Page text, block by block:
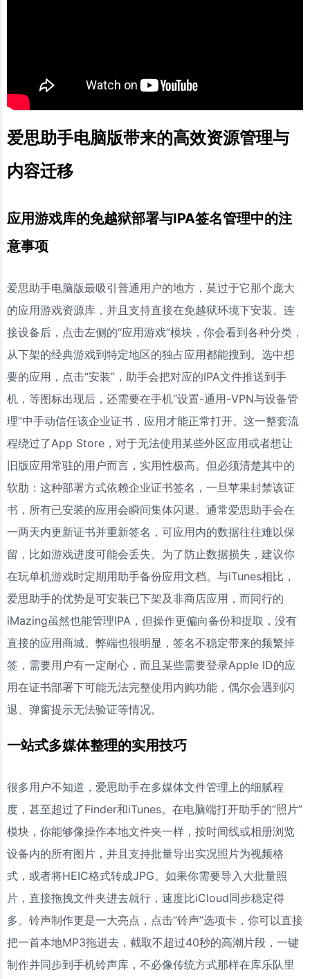
爱思助手电脑版带来的高效资源管理与
内容迁移
应用游戏库的免越狱部署与IPA签名管理中的注
意事项
爱思助手电脑版最吸引普通用户的地方，莫过于它那个庞大
的应用游戏资源库，并且支持直接在免越狱环境下安装。连
接设备后，点击左侧的“应用游戏”模块，你会看到各种分类，
从下架的经典游戏到特定地区的独占应用都能搜到。选中想
要的应用，点击“安装”，助手会把对应的IPA文件推送到手
机，等图标出现后，还需要在手机“设置-通用-VPN与设备管
理”中手动信任该企业证书，应用才能正常打开。这一整套流
程绕过了App Store，对于无法使用某些外区应用或者想让
旧版应用常驻的用户而言，实用性极高。但必须清楚其中的
软肋：这种部署方式依赖企业证书签名，一旦苹果封禁该证
书，所有已安装的应用会瞬间集体闪退。通常爱思助手会在
一两天内更新证书并重新签名，可应用内的数据往往难以保
留，比如游戏进度可能会丢失。为了防止数据损失，建议你
在玩单机游戏时定期用助手备份应用文档。与iTunes相比，
爱思助手的优势是可安装已下架及非商店应用，而同行的
iMazing虽然也能管理IPA，但操作更偏向备份和提取，没有
直接的应用商城。弊端也很明显，签名不稳定带来的频繁掉
签，需要用户有一定耐心，而且某些需要登录Apple ID的应
用在证书部署下可能无法完整使用内购功能，偶尔会遇到闪
退、弹窗提示无法验证等情况。
一站式多媒体整理的实用技巧
很多用户不知道，爱思助手在多媒体文件管理上的细腻程
度，甚至超过了Finder和iTunes。在电脑端打开助手的“照片”
模块，你能够像操作本地文件夹一样，按时间线或相册浏览
设备内的所有图片，并且支持批量导出实况照片为视频格
式，或者将HEIC格式转成JPG。如果你需要导入大批量照
片，直接拖拽文件夹进去就行，速度比iCloud同步稳定得
多。铃声制作更是一大亮点，点击“铃声”选项卡，你可以直接
把一首本地MP3拖进去，截取不超过40秒的高潮片段，一键
制作并同步到手机铃声库，不必像传统方式那样在库乐队里